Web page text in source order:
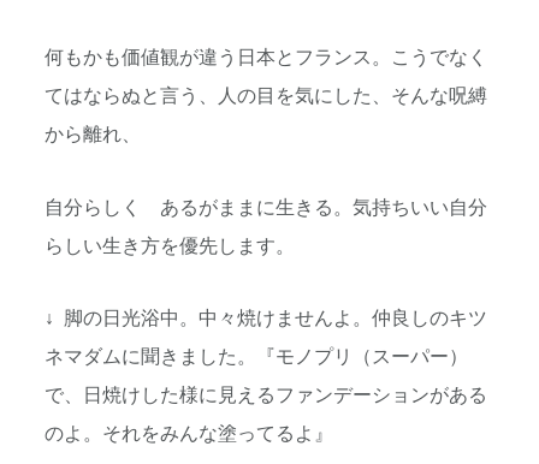
何もかも価値観が違う日本とフランス。こうでなく
てはならぬと言う、人の目を気にした、そんな呪縛
から離れ、
自分らしく あるがままに生きる。気持ちいい自分
らしい生き方を優先します。
↓ 脚の日光浴中。中々焼けませんよ。仲良しのキツ
ネマダムに聞きました。『モノプリ（スーパー）
で、日焼けした様に見えるファンデーションがある
のよ。それをみんな塗ってるよ』